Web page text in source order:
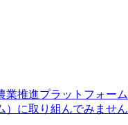
業推進プラットフォーム
）に取り組んでみませ